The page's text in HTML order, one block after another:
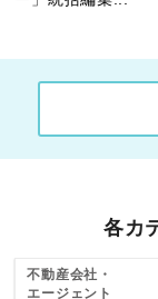
各カ
不動産会社・
エージェント